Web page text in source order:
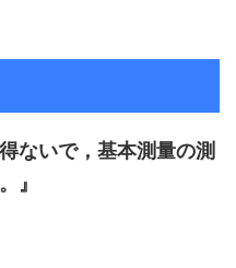
ないで，基本測量の測
』